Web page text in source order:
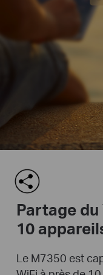
Partage du
10
Le M7350 est